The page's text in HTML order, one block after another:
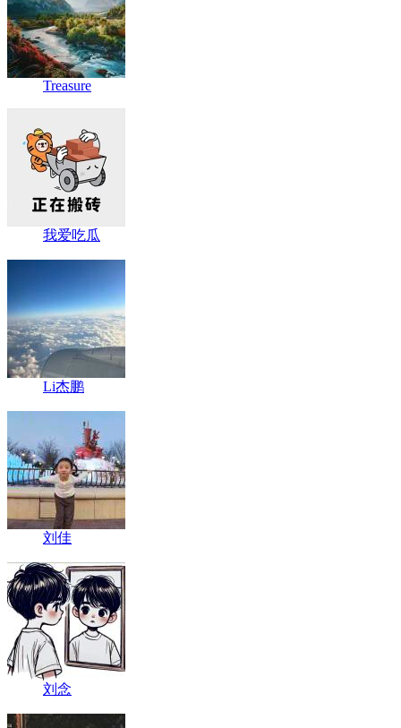
Treasure
我爱吃瓜
Li杰鹏
刘佳
刘念